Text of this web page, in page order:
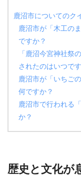
鹿沼市についてのク
鹿沼市が「木工の
ですか？
「鹿沼今宮神社祭
されたのはいつで
鹿沼市が「いちご
何ですか？
鹿沼市で行われる
か？
歴史と文化が